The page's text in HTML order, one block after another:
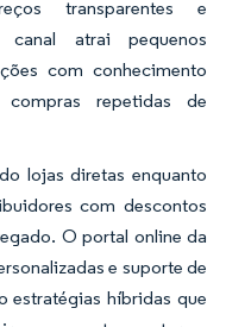
transparentes e
canal atrai pequenos
com conhecimento
compras repetidas de
lojas diretas enquanto
com descontos
O portal online da
e suporte de
estratégias híbridas que